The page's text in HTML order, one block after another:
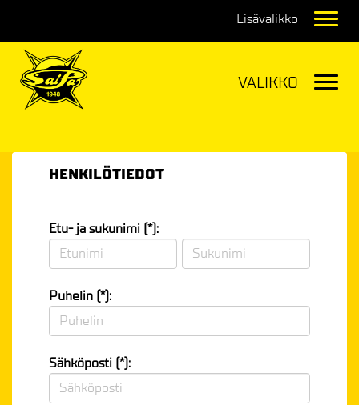
HENKILÖTIEDOT
Etu- ja sukunimi (*):
Puhelin (*):
Sähköposti (*):